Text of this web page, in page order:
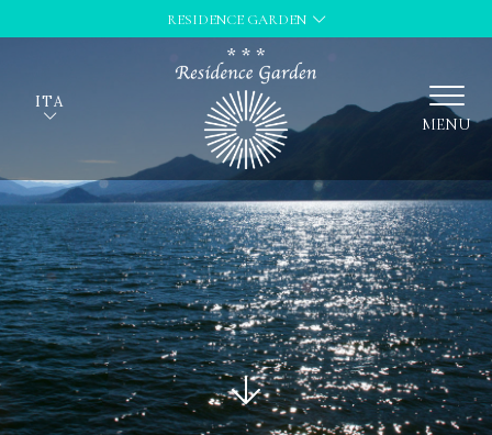
RESIDENCE GARDEN
ITA
MENU